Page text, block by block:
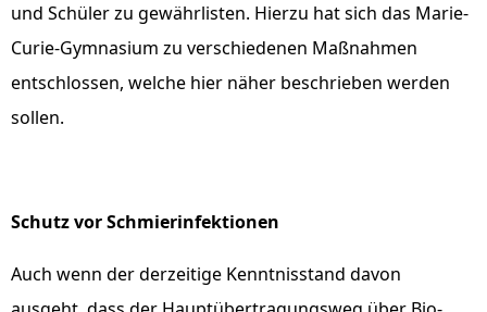
und Schüler zu gewährlisten. Hierzu hat sich das Marie-
Curie-Gymnasium zu verschiedenen Maßnahmen
entschlossen, welche hier näher beschrieben werden
sollen.
Schutz vor Schmierinfektionen
Auch wenn der derzeitige Kenntnisstand davon